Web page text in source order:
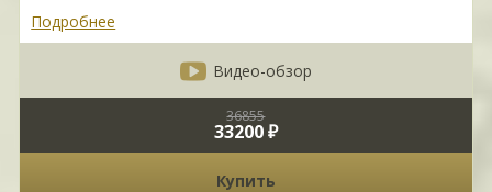
Подробнее
Видео-обзор
36855
33200 ₽
Купить